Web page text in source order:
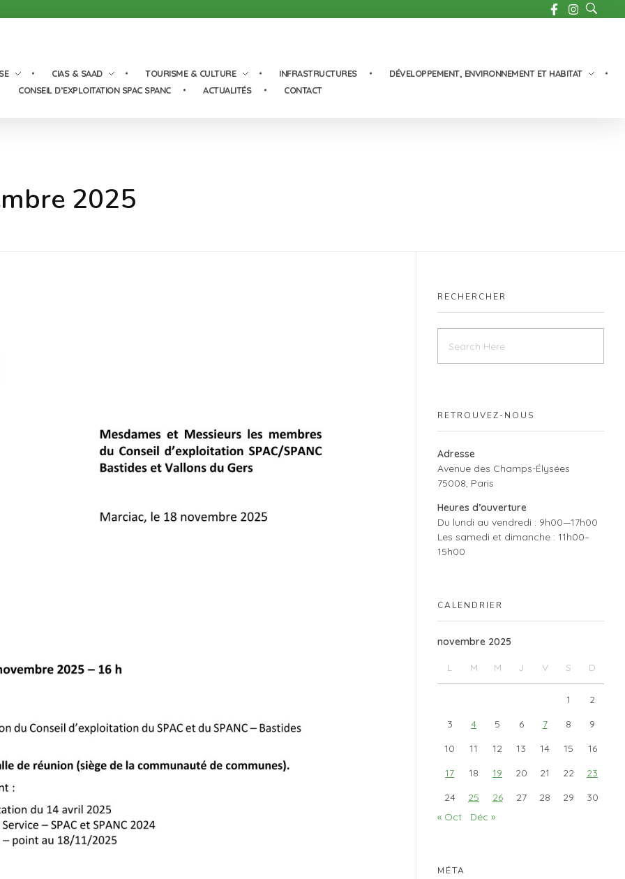
CIAS & SAAD TOURISME & CULTURE INFRASTRUCTURES
DÉVELOPPEMENT, ENVIRONNEMENT ET HABITAT
CONSEIL D’EXPLOITATION SPAC SPANC
ACTUALITÉS CONTACT
2025
RECHERCHER
RETROUVEZ-NOUS
Adresse
Avenue des Champs-Élysées
75008, Paris
Heures d’ouverture
Du lundi au vendredi : 9h00—17h00
Les samedi et dimanche : 11h00–
15h00
CALENDRIER
novembre 2025
L M M J V S D
1
2
3
4 5 6 7 8
9
10
11 12 13 14 15
16
17
18 19 20 21 22
23
24
25 26 27 28 29
30
« Oct
Déc »
MÉTA